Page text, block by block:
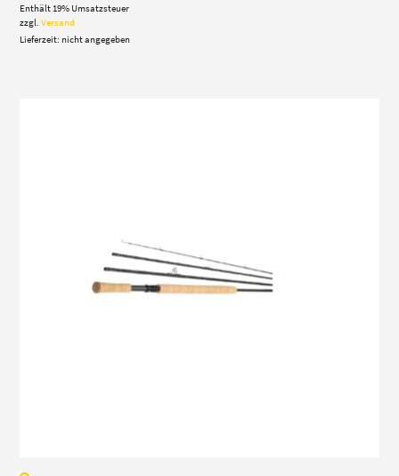
Enthält 19% Umsatzsteuer
zzgl.Versand
Lieferzeit: nicht angegeben